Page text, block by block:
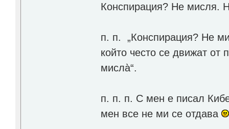
Конспирация? Не мисля.
п. п. „Конспирация? Не
който често се движат от
мисла̀“.
п. п. п. С мен е писал
мен все не ми се отдава